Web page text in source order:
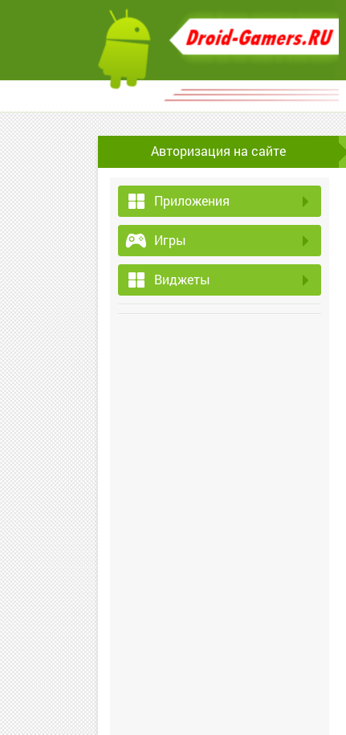
Авторизация на сайте
Приложения
Игры
Виджеты